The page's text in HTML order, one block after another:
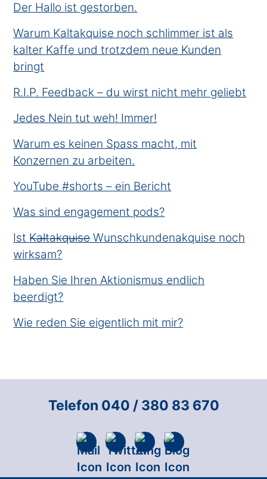
Der Hallo ist gestorben.
Warum Kaltakquise noch schlimmer ist als
kalter Kaffe und trotzdem neue Kunden
bringt
R.I.P. Feedback – du wirst nicht mehr geliebt
Jedes Nein tut weh! Immer!
Warum es keinen Spass macht, mit
Konzernen zu arbeiten.
YouTube #shorts – ein Bericht
Was sind engagement pods?
Ist K̶a̶l̶t̶a̶k̶q̶u̶i̶s̶e̶ Wunschkundenakquise noch
wirksam?
Haben Sie Ihren Aktionismus endlich
beerdigt?
Wie reden Sie eigentlich mit mir?
Telefon 040 / 380 83 670